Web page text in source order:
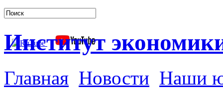
Институт
Главная Новости Наши